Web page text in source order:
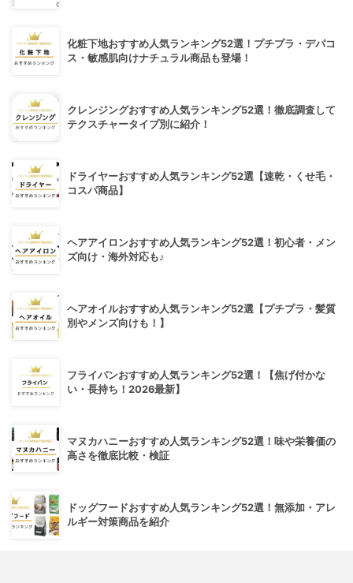
化粧下地おすすめ人気ランキング52選！プチプラ・デパコ
ス・敏感肌向けナチュラル商品も登場！
クレンジングおすすめ人気ランキング52選！徹底調査して
テクスチャータイプ別に紹介！
ドライヤーおすすめ人気ランキング52選【速乾・くせ毛・
コスパ商品】
ヘアアイロンおすすめ人気ランキング52選！初心者・メン
ズ向け・海外対応も♪
ヘアオイルおすすめ人気ランキング52選【プチプラ・髪質
別やメンズ向けも！】
フライパンおすすめ人気ランキング52選！【焦げ付かな
い・長持ち！2026最新】
マヌカハニーおすすめ人気ランキング52選！味や栄養価の
高さを徹底比較・検証
ドッグフードおすすめ人気ランキング52選！無添加・アレ
ルギー対策商品を紹介